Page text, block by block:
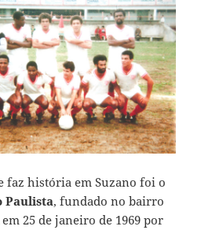
faz história em Suzano foi o
Paulista, fundado no bairro
25 de janeiro de 1969 por